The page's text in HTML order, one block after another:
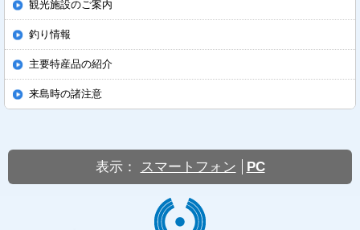
観光施設のご案内
釣り情報
主要特産品の紹介
来島時の諸注意
表示： スマートフォン PC